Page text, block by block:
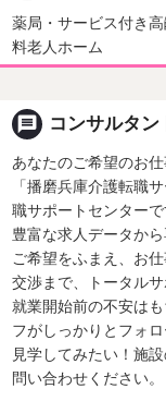
薬局・サービス付き
料老人ホーム
message コンサルタン
あなたのご希望のお
「播磨兵庫介護転職
職サポートセンターで
豊富な求人データか
ご希望をふまえ、お
交渉まで、トータルサ
就業開始前の不安は
フがしっかりとフォロ
見学してみたい！施
問い合わせください。